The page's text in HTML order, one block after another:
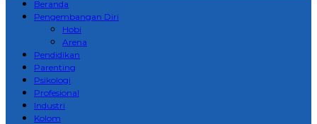
Beranda
Pengembangan Diri
Hobi
Arena
Pendidikan
Parenting
Psikologi
Profesional
Industri
Kolom